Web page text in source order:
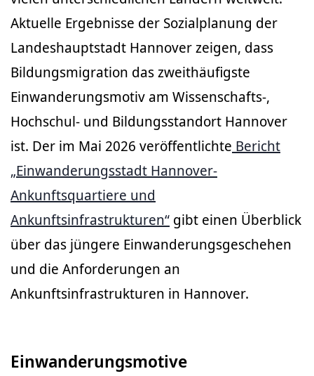
Aktuelle Ergebnisse der Sozialplanung der
Landeshauptstadt Hannover zeigen, dass
Bildungsmigration das zweithäufigste
Einwanderungsmotiv am Wissenschafts-,
Hochschul- und Bildungsstandort Hannover
ist. Der im Mai 2026 veröffentlichte Bericht
„Einwanderungsstadt Hannover-
Ankunftsquartiere und
Ankunftsinfrastrukturen“ gibt einen Überblick
über das jüngere Einwanderungsgeschehen
und die Anforderungen an
Ankunftsinfrastrukturen in Hannover.
Einwanderungsmotive